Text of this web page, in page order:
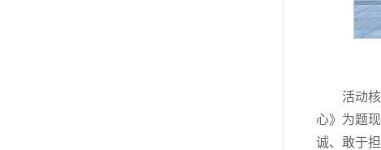
活动
心》为题
诚、敢于